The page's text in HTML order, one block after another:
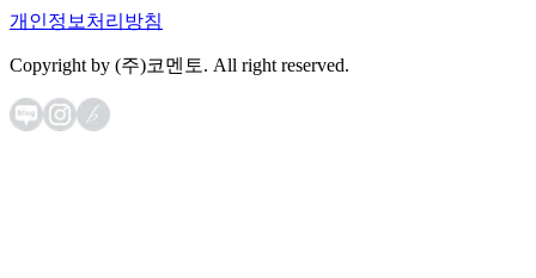
개인정보처리방침
Copyright by (주)코멘토. All right reserved.